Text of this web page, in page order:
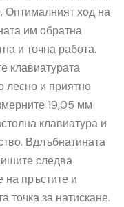
Оптималният ход на
им обратна
и точна работа.
клавиатурата
лесно и приятно
19,05 мм
клавиатура и
Вдлъбнатината
следва
на пръстите и
точка за натискане.